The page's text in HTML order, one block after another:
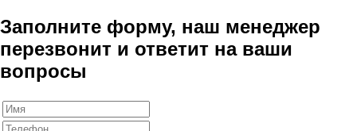
Заполните форму, наш менеджер
перезвонит и ответит на ваши
вопросы